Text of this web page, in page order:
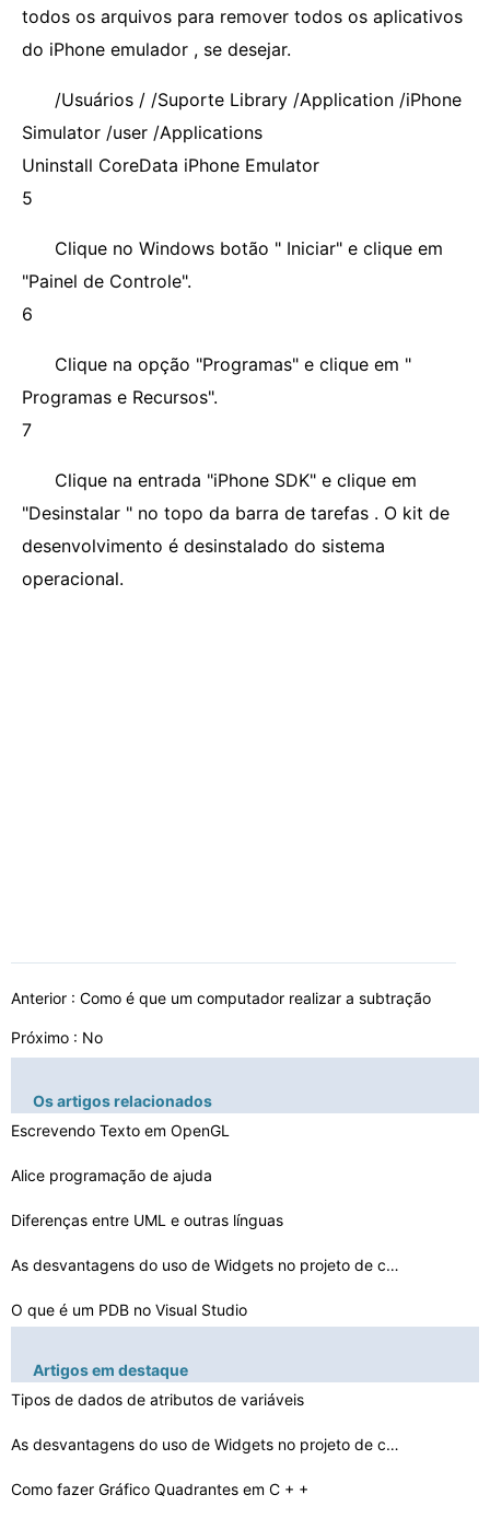
todos os arquivos para remover todos os aplicativos
do iPhone emulador , se desejar.
/Usuários / /Suporte Library /Application /iPhone
Simulator /user /Applications
Uninstall CoreData iPhone Emulator
5
Clique no Windows botão " Iniciar" e clique em
"Painel de Controle".
6
Clique na opção "Programas" e clique em "
Programas e Recursos".
7
Clique na entrada "iPhone SDK" e clique em
"Desinstalar " no topo da barra de tarefas . O kit de
desenvolvimento é desinstalado do sistema
operacional.
Anterior : Como é que um computador realizar a subtração
Próximo : No
Os artigos relacionados
Escrevendo Texto em OpenGL
Alice programação de ajuda
Diferenças entre UML e outras línguas
As desvantagens do uso de Widgets no projeto de computa…
O que é um PDB no Visual Studio
Como corrigir Stamps tempo usando AWK
Características API
Quais são as duas funções de DMAP
Artigos em destaque
Tipos de dados de atributos de variáveis ​​
As desvantagens do uso de Widgets no projeto de computa…
Como fazer Gráfico Quadrantes em C + +